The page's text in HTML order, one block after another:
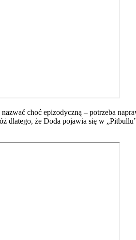
choć epizodyczną – potrzeba
dlatego, że Doda pojawia się w